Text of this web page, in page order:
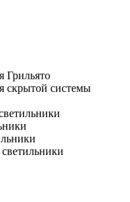
Грильято
скрытой системы